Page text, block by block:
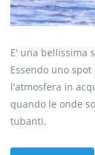
E' una bellissima
Essendo uno
l'atmosfera in
quando le onde
tubanti.